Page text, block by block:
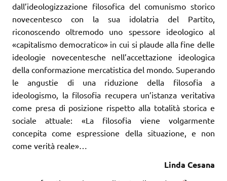
dall’ideologizzazione filosofica del comunismo storico
novecentesco con la sua idolatria del Partito,
riconoscendo oltremodo uno spessore ideologico al
«capitalismo democratico» in cui si plaude alla fine delle
ideologie novecentesche nell’accettazione ideologica
della conformazione mercatistica del mondo. Superando
le angustie di una riduzione della filosofia a
ideologismo, la filosofia recupera un’istanza veritativa
come presa di posizione rispetto alla totalità storica e
sociale attuale: «La filosofia viene volgarmente
concepita come espressione della situazione, e non
come verità reale»…
Linda Cesana